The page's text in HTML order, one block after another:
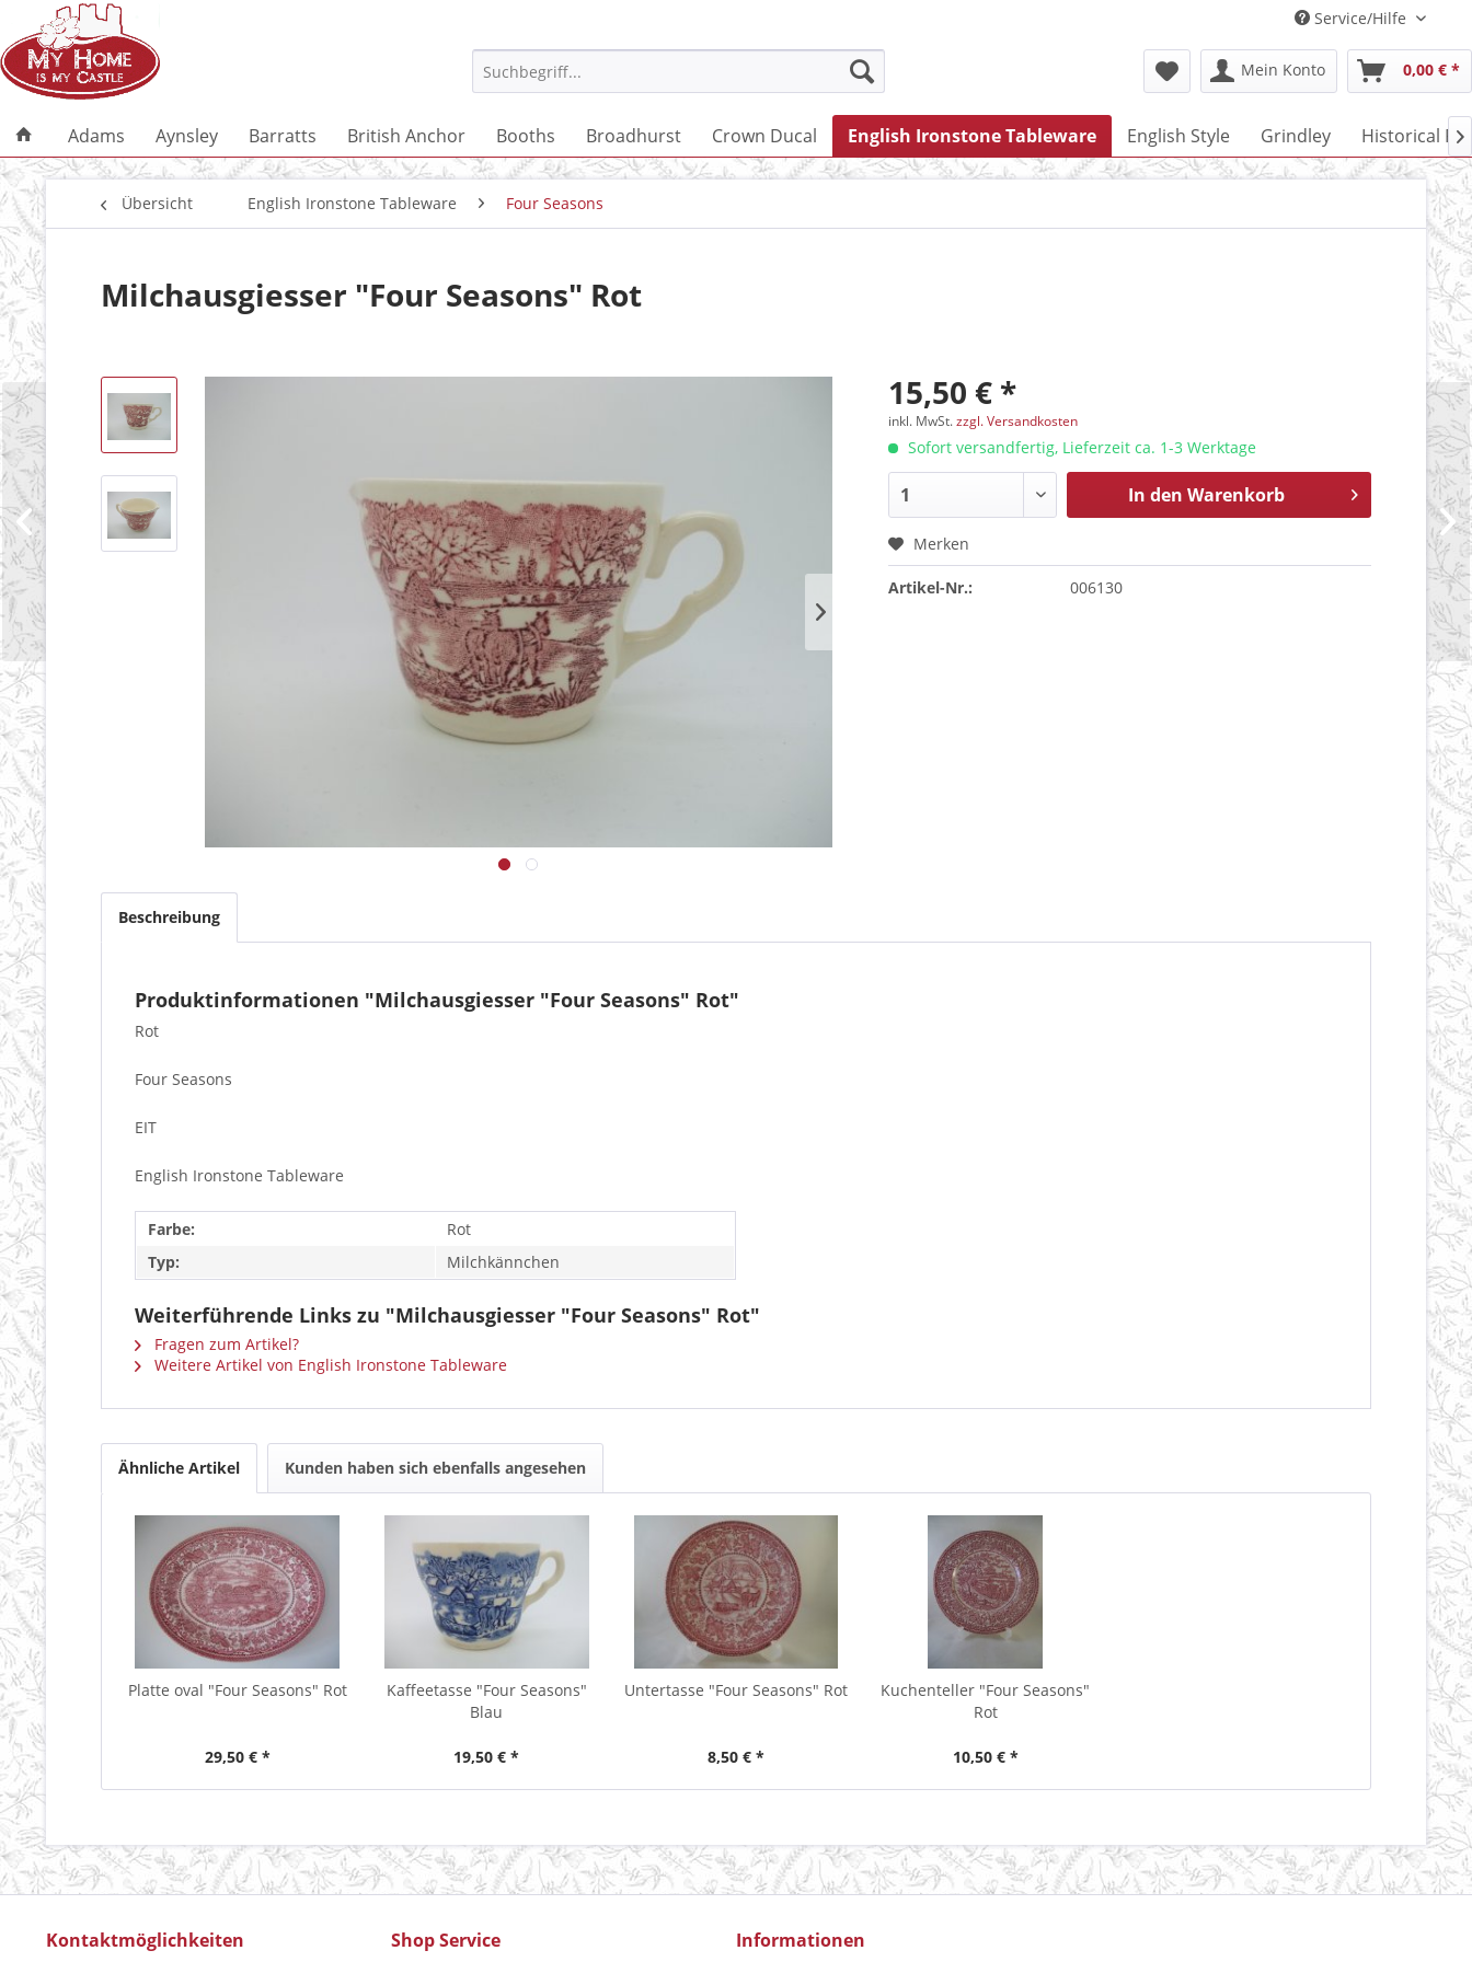
Service/Hilfe
Mein Konto 0,00 € *
Adams Aynsley Barratts British Anchor Booths Broadhurst Crown Ducal English Ironstone Tableware English Style Grindley Historical 
Übersicht English Ironstone Tableware Four Seasons
Milchausgiesser "Four Seasons" Rot
15,50 € *
inkl. MwSt.zzgl. Versandkosten
Sofort versandfertig, Lieferzeit ca. 1-3 Werktage
In den Warenkorb
Merken
Artikel-Nr.: 006130
Beschreibung
Produktinformationen "Milchausgiesser "Four Seasons" Rot"
Rot
Four Seasons
EIT
English Ironstone Tableware
Farbe:
Rot
Typ:
Milchkännchen
Weiterführende Links zu "Milchausgiesser "Four Seasons" Rot"
Fragen zum Artikel?
Weitere Artikel von English Ironstone Tableware
Ähnliche Artikel Kunden haben sich ebenfalls angesehen
Platte oval "Four Seasons" Rot
29,50 € *
Kaffeetasse "Four Seasons"
Blau
19,50 € *
Untertasse "Four Seasons" Rot
8,50 € *
Kuchenteller "Four Seasons"
Rot
10,50 € *
Kontaktmöglichkeiten Shop Service Informationen